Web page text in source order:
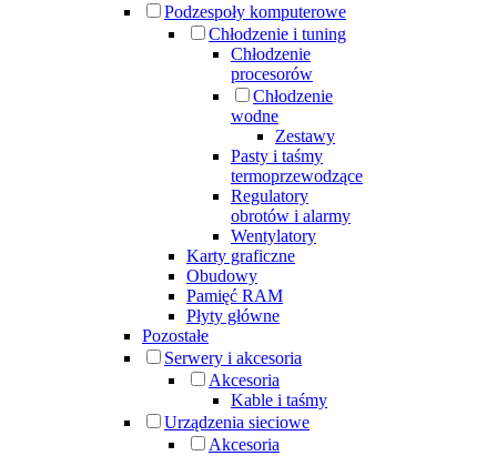
Podzespoły komputerowe
Chłodzenie i tuning
Chłodzenie
procesorów
Chłodzenie
wodne
Zestawy
Pasty i taśmy
termoprzewodzące
Regulatory
obrotów i alarmy
Wentylatory
Karty graficzne
Obudowy
Pamięć RAM
Płyty główne
Pozostałe
Serwery i akcesoria
Akcesoria
Kable i taśmy
Urządzenia sieciowe
Akcesoria